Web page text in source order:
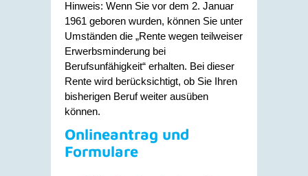
Hinweis: Wenn Sie vor dem 2. Januar
1961 geboren wurden, können Sie unter
Umständen die „Rente wegen teilweiser
Erwerbsminderung bei
Berufsunfähigkeit“ erhalten. Bei dieser
Rente wird berücksichtigt, ob Sie Ihren
bisherigen Beruf weiter ausüben
können.
Onlineantrag und
Formulare